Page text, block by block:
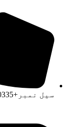
سیل نمبر+9200335-2597523